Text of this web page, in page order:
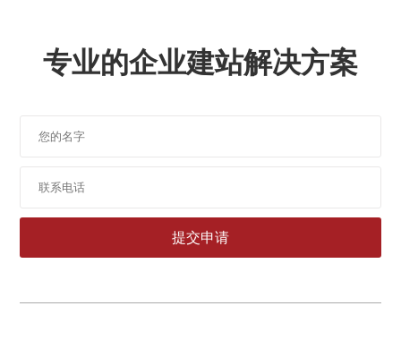
专业的企业建站解决方案